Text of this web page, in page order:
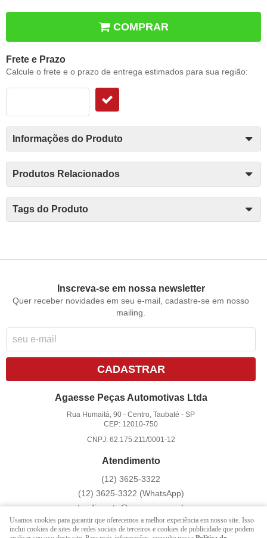
COMPRAR
Frete e Prazo
Calcule o frete e o prazo de entrega estimados para sua região:
Informações do Produto
Produtos Relacionados
Tags do Produto
Inscreva-se em nossa newsletter
Quer receber novidades em seu e-mail, cadastre-se em nosso
mailing.
CADASTRAR
Agaesse Peças Automotivas Ltda
Rua Humaitá, 90 -Centro, Taubaté -SP
CEP: 12010-750
CNPJ: 62.175.211/0001-12
Atendimento
(12) 3625-3322
(12) 3625-3322 (WhatsApp)
atendimento@agaesse.com.br
Usamos cookies para garantir que oferecemos a melhor experiência em nosso site. Isso
inclui cookies de sites de redes sociais de terceiros e cookies de publicidade que podem